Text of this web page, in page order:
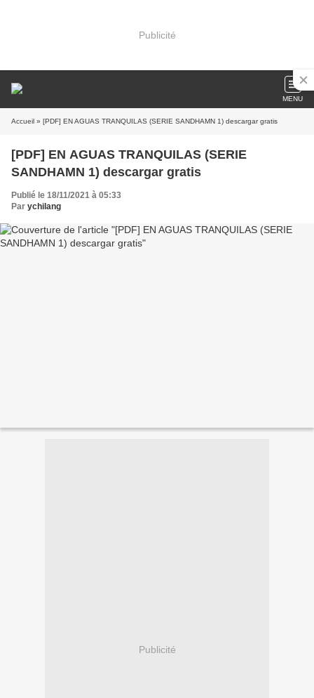
Publicité
MENU
Accueil » [PDF] EN AGUAS TRANQUILAS (SERIE SANDHAMN 1) descargar gratis
[PDF] EN AGUAS TRANQUILAS (SERIE
SANDHAMN 1) descargar gratis
Publié le 18/11/2021 à 05:33
Par ychilang
Publicité